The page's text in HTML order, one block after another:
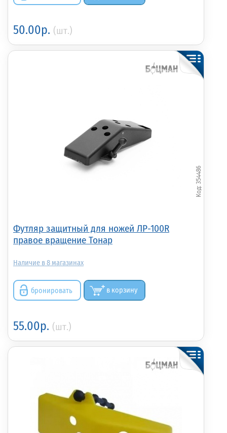
50.00р. (шт.)
Футляр защитный для ножей ЛР-100R
правое вращение Тонар
354486
8
бронировать в корзину
55.00р. (шт.)